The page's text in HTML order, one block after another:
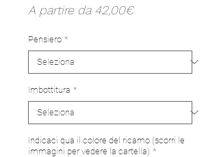
A partire da 42,00€Prezzo
Pensiero *
Imbottitura *
Indicaci qua il colore del ricamo (scorri le
immagini per vedere la cartella) *